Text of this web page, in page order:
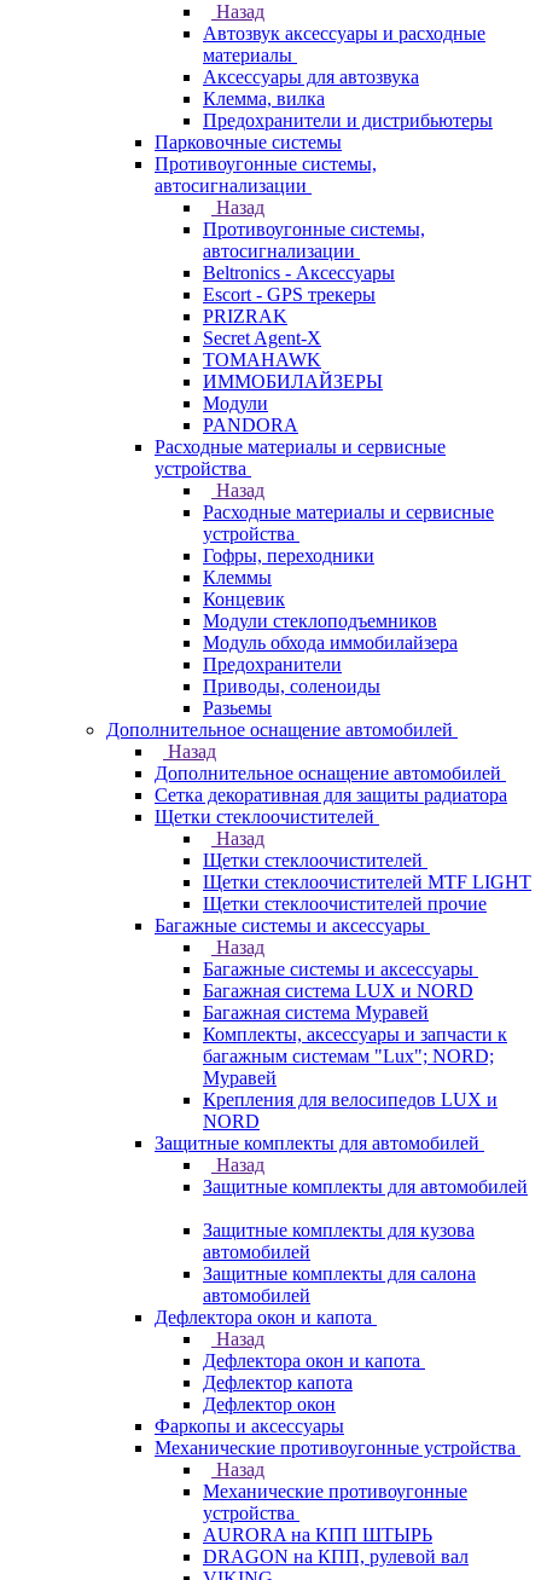
Назад
Автозвук аксессуары и расходные
материалы
Аксессуары для автозвука
Клемма, вилка
Предохранители и дистрибьютеры
Парковочные системы
Противоугонные системы,
автосигнализации
Назад
Противоугонные системы,
автосигнализации
Beltronics - Аксессуары
Escort - GPS трекеры
PRIZRAK
Secret Agent-X
TOMAHAWK
ИММОБИЛАЙЗЕРЫ
Модули
PANDORA
Расходные материалы и сервисные
устройства
Назад
Расходные материалы и сервисные
устройства
Гофры, переходники
Клеммы
Концевик
Модули стеклоподъемников
Модуль обхода иммобилайзера
Предохранители
Приводы, соленоиды
Разьемы
Дополнительное оснащение автомобилей
Назад
Дополнительное оснащение автомобилей
Сетка декоративная для защиты радиатора
Щетки стеклоочистителей
Назад
Щетки стеклоочистителей
Щетки стеклоочистителей MTF LIGHT
Щетки стеклоочистителей прочие
Багажные системы и аксессуары
Назад
Багажные системы и аксессуары
Багажная система LUX и NORD
Багажная система Муравей
Комплекты, аксессуары и запчасти к
багажным системам "Lux"; NORD;
Муравей
Крепления для велосипедов LUX и
NORD
Защитные комплекты для автомобилей
Назад
Защитные комплекты для автомобилей
Защитные комплекты для кузова
автомобилей
Защитные комплекты для салона
автомобилей
Дефлектора окон и капота
Назад
Дефлектора окон и капота
Дефлектор капота
Дефлектор окон
Фаркопы и аксессуары
Механические противоугонные устройства
Назад
Механические противоугонные
устройства
AURORA на КПП ШТЫРЬ
DRAGON на КПП, рулевой вал